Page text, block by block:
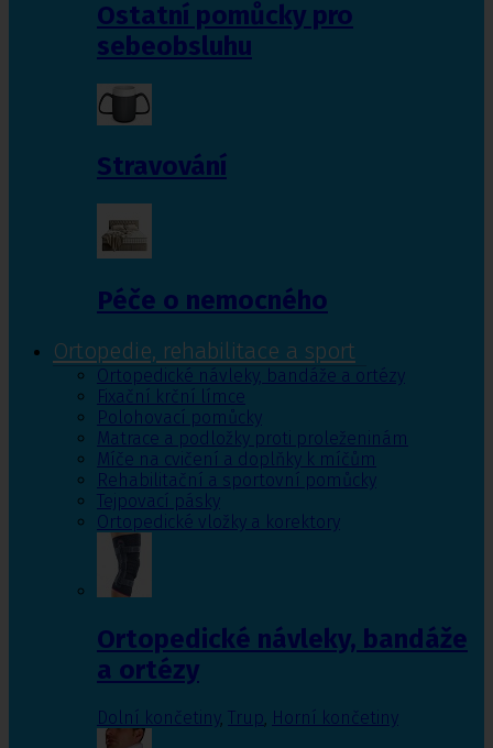
Ostatní pomůcky pro
sebeobsluhu
Stravování
Péče o nemocného
Ortopedie, rehabilitace a sport
Ortopedické návleky, bandáže a ortézy
Fixační krční límce
Polohovací pomůcky
Matrace a podložky proti proleženinám
Míče na cvičení a doplňky k míčům
Rehabilitační a sportovní pomůcky
Tejpovací pásky
Ortopedické vložky a korektory
Ortopedické návleky, bandáže
a ortézy
Dolní končetiny, Trup, Horní končetiny